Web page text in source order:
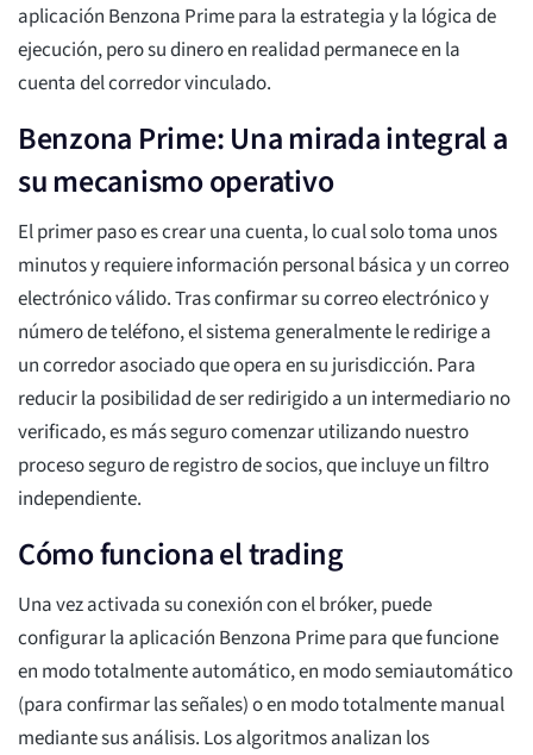
aplicación Benzona Prime para la estrategia y la lógica de
ejecución, pero su dinero en realidad permanece en la
cuenta del corredor vinculado.
Benzona Prime: Una mirada integral a
su mecanismo operativo
El primer paso es crear una cuenta, lo cual solo toma unos
minutos y requiere información personal básica y un correo
electrónico válido. Tras confirmar su correo electrónico y
número de teléfono, el sistema generalmente le redirige a
un corredor asociado que opera en su jurisdicción. Para
reducir la posibilidad de ser redirigido a un intermediario no
verificado, es más seguro comenzar utilizando nuestro
proceso seguro de registro de socios, que incluye un filtro
independiente.
Cómo funciona el trading
Una vez activada su conexión con el bróker, puede
configurar la aplicación Benzona Prime para que funcione
en modo totalmente automático, en modo semiautomático
(para confirmar las señales) o en modo totalmente manual
mediante sus análisis. Los algoritmos analizan los